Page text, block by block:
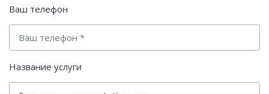
Ваш телефон
Название услуги